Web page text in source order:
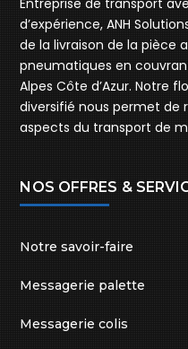
Entreprise de transport
d’expérience, ANH
de la livraison de la pièce
pneumatiques en
Alpes Côte d’Azur. Notre
diversifié nous permet de
aspects du transport de
NOS OFFRES &
Notre savoir-faire
Messagerie palette
Messagerie colis